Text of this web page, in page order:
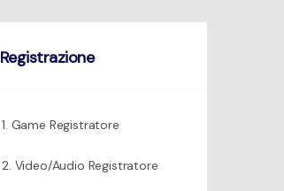
Registrazione
1. Game Registratore
2. Video/Audio Registratore